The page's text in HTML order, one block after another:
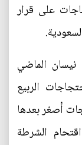
على قرار
في 15 أبريل نيسان الماضي
الربيع
أصغر بعدها
الشرطة